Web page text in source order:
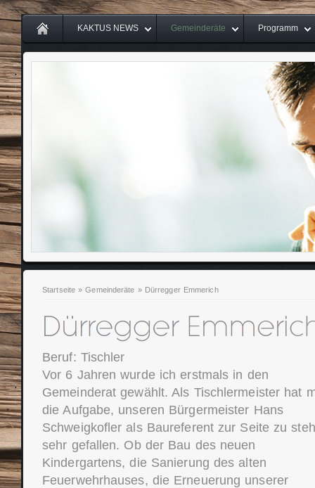
KAKTUS NEWS Gemeinderäte Programm
Startseite »Gemeinderäte » Dürregger Emmerich
Beruf: Tischler
Vor 6 Jahren wurde ich erstmals in den
Gemeinderat gewählt. Als Tischlermeister hat
die Aufgabe, unseren Bürgermeister Hans
Schweigkofler als Baureferent zur Seite zu
sehr gefallen. Ob der Bau des neuen
Kindergartens, die Sanierung des alten
Feuerwehrhauses, die Erneuerung unserer